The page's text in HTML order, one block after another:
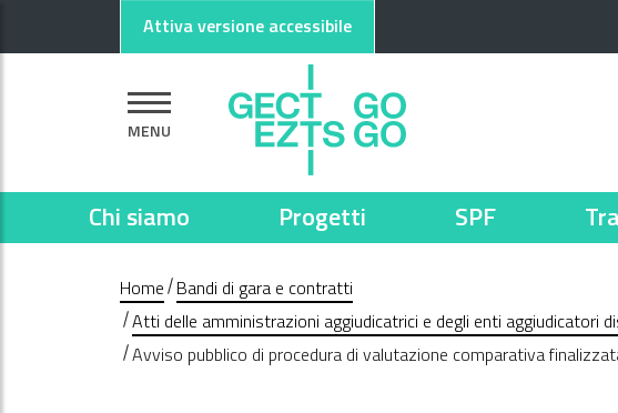
Attiva versione accessibile
MENU
Chi siamo Progetti SPF
Home Bandi di gara e contratti
Atti delle amministrazioni aggiudicatrici e degli enti aggiudicatori
Avviso pubblico di procedura di valutazione comparativa